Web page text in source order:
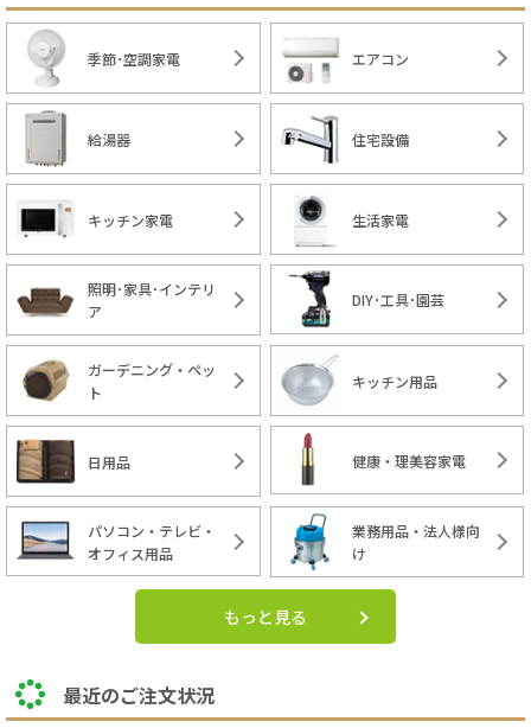
季節･空調家電 エアコン
給湯器 住宅設備
キッチン家電 生活家電
照明･家具･インテリ
ア
DIY･工具･園芸
ガーデニング・ペッ
ト
キッチン用品
日用品 健康・理美容家電
パソコン・テレビ・
オフィス用品
業務用品・法人様向
け
もっと見る
最近のご注文状況